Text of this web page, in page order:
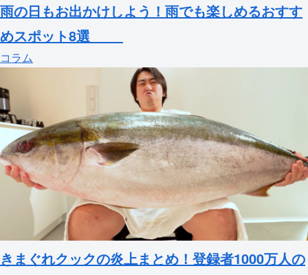
雨の日もお出かけしよう！雨でも楽しめるおすす
めスポット8選
コラム
きまぐれクックの炎上まとめ！登録者1000万人の